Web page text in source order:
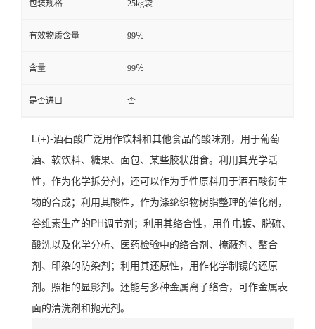
包装规格 25kg袋
有效物质含量 99％
含量 99％
是否进口 否
L(+)-酒石酸广泛用作饮料和其他食品的酸味剂，用于葡萄
酒、软饮料、糖果、面包、某些胶状甜食。利用其光学活
性，作为化学拆分剂，还可以作为手性原料用于酒石酸衍生
物的合成；利用其酸性，作为涤纶织物树脂整理的催化剂，
谷维素生产的PH调节剂；利用其络合性，用作电镀、脱硫、
酸洗以及化学分析、医药检验中的络合剂、掩蔽剂、螯合
剂、印染的防染剂；利用其还原性，用作化学制镜的还原
剂。照相的显影剂。还能与多种金属离子络合，可作金属表
面的清洗剂和抛光剂。